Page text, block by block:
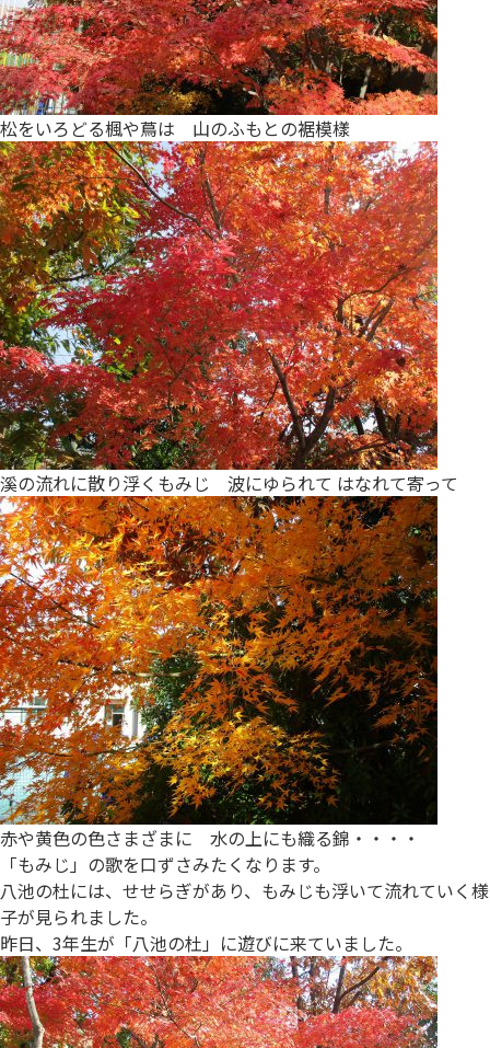
松をいろどる楓や蔦は 山のふもとの裾模樣
溪の流れに散り浮くもみじ 波にゆられて はなれて寄って
赤や黄色の色さまざまに 水の上にも織る錦・・・・
「もみじ」の歌を口ずさみたくなります。
八池の杜には、せせらぎがあり、もみじも浮いて流れていく様
子が見られました。
昨日、3年生が「八池の杜」に遊びに来ていました。